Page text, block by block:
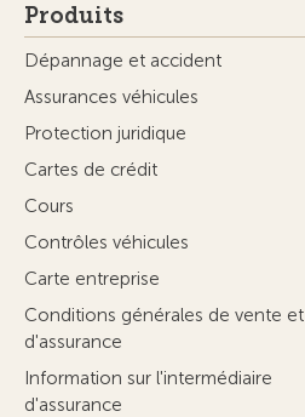
Produits
Dépannage et accident
Assurances véhicules
Protection juridique
Cartes de crédit
Cours
Contrôles véhicules
Carte entreprise
Conditions générales de vente et
d'assurance
Information sur l'intermédiaire
d'assurance